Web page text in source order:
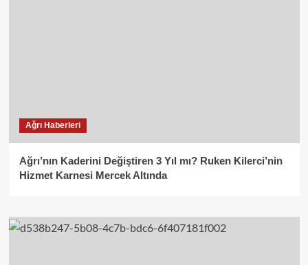
Ağrı Haberleri
Ağrı’nın Kaderini Değiştiren 3 Yıl mı? Ruken Kilerci’nin
Hizmet Karnesi Mercek Altında